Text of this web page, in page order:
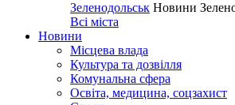
Зеленодольськ Новини
Всі міста
Новини
Місцева влада
Культура та дозвілля
Комунальна сфера
Освіта, медицина, соцзахист